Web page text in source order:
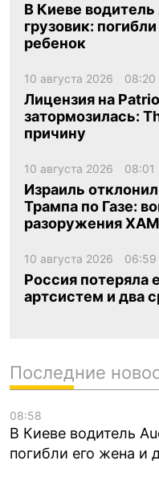
В Киеве
грузовик:
ребенок
10 августа 2026 08:20
Лицензия на
затормозилась:
причину
10 августа 2026 08:01
Израиль
Трампа по Газе:
разоружения
10 августа 2026 06:59
Россия потеряла
артсистем и два
Последние
08:58
В Киеве водитель
погибли его жена и